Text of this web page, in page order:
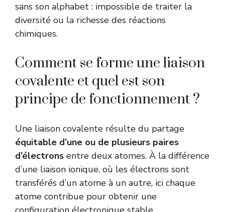
sans son alphabet : impossible de traiter la
diversité ou la richesse des réactions
chimiques.
Comment se forme une liaison
covalente et quel est son
principe de fonctionnement ?
Une liaison covalente résulte du partage
équitable d’une ou de plusieurs paires
d’électrons entre deux atomes. À la différence
d’une liaison ionique, où les électrons sont
transférés d’un atome à un autre, ici chaque
atome contribue pour obtenir une